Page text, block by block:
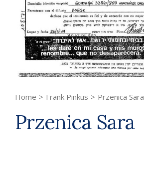
Home > Frank Pinkus > Przenica Sara
Przenica Sara